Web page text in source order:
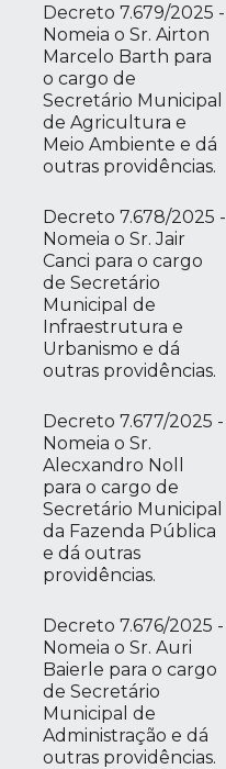
Decreto 7.679/2025 -
Nomeia o Sr. Airton
Marcelo Barth para
o cargo de
Secretário Municipal
de Agricultura e
Meio Ambiente e dá
outras providências.
Decreto 7.678/2025 -
Nomeia o Sr. Jair
Canci para o cargo
de Secretário
Municipal de
Infraestrutura e
Urbanismo e dá
outras providências.
Decreto 7.677/2025 -
Nomeia o Sr.
Alecxandro Noll
para o cargo de
Secretário Municipal
da Fazenda Pública
e dá outras
providências.
Decreto 7.676/2025 -
Nomeia o Sr. Auri
Baierle para o cargo
de Secretário
Municipal de
Administração e dá
outras providências.